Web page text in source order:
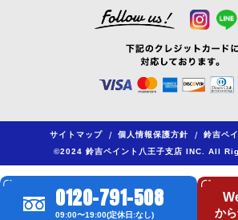
サイトマップ / 個人情報保護方針 /
鈴吉ペ
©2024 鈴吉ペイント八王子支店 INC. All
0120-791-508
09:00〜19:00(定休日:なし) か